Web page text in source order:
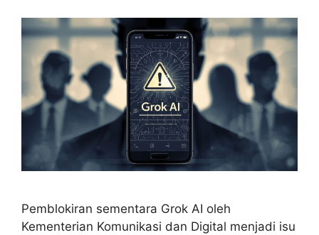
Pemblokiran sementara Grok AI oleh
Kementerian Komunikasi dan Digital menjadi isu